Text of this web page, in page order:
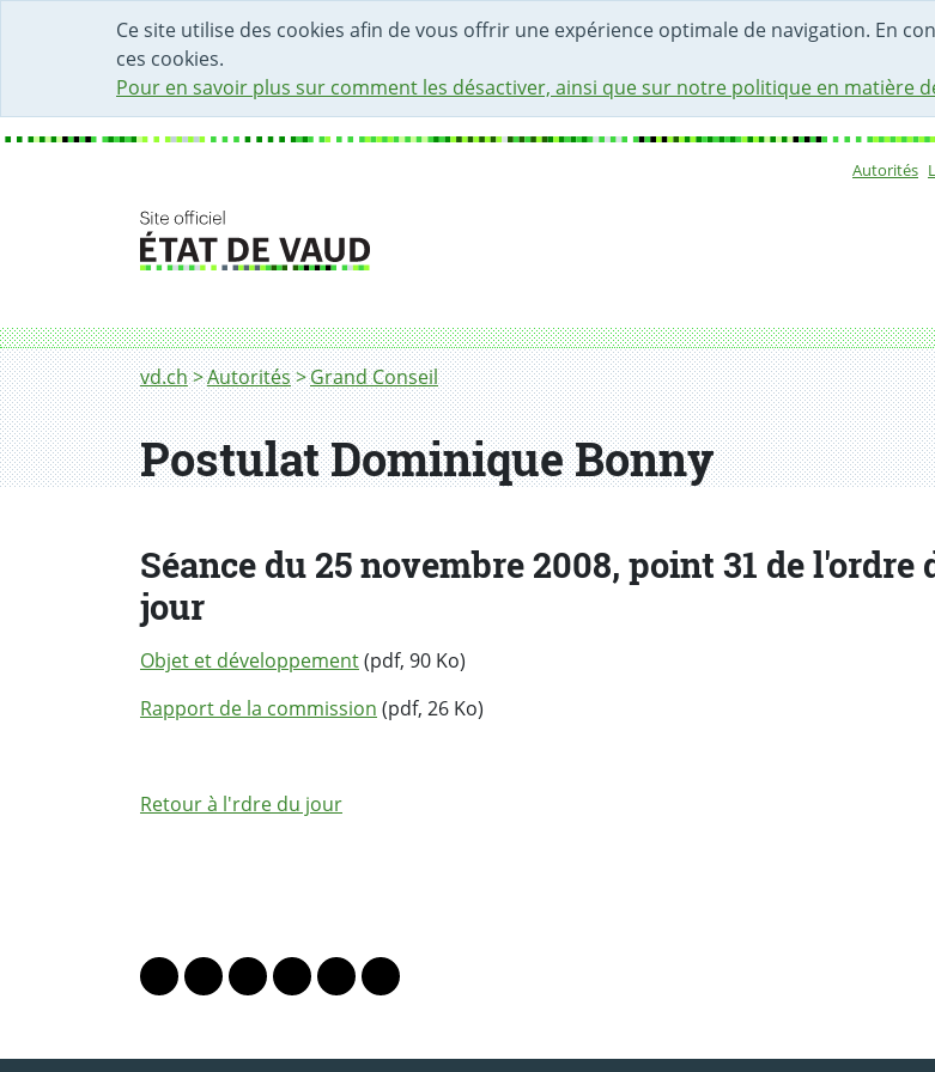
Ce site utilise des cookies afin de vous offrir une expérience optimale de navigation. En
ces cookies.
Pour en savoir plus sur comment les désactiver, ainsi que sur notre politique en matière
DÉBUT DU CONTENU DE LA PAGE
ACCÈS AU CHAMP DE RECHERCHE
PAGE D'ACCUEIL
FORMULAIRE DE CONTACT
Autorités
Fil d'Ariane
vd.ch Autorités Grand Conseil
Postulat Dominique Bonny
Séance du 25 novembre 2008, point 31 de l'ordre
jour
Objet et développement(pdf, 90 Ko)
Rapport de la commission (pdf, 26 Ko)
Retour à l'rdre du jour
Lien vers le profil Mastodon
Lien vers le profil Bluesky
Lien vers le profil Instagram
Lien vers le profil Linkedin
Lien vers le profil Facebook
Lien vers le profil Twitter